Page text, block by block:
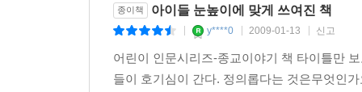
종이책 아이들 눈높이에 맞게 쓰여진 책
y****0 2009-01-13 신고
어린이 인문시리즈-종교이야기 책 타이틀만
들이 호기심이 간다. 정의롭다는 것은무엇인